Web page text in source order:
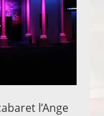
l’Ange